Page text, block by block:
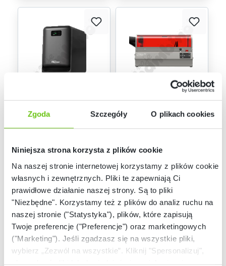
Zgoda Szczegóły O plikach cookies
Niniejsza strona korzysta z plików cookie
Na naszej stronie internetowej korzystamy z plików cookie:
własnych i zewnętrznych. Pliki te zapewniają Ci
prawidłowe działanie naszej strony. Są to pliki
"Niezbędne". Korzystamy też z plików do analiz ruchu na
naszej stronie ("Statystyka"), plików, które zapisują
Twoje preferencje ("Preferencje") oraz marketingowych
("Marketing"). Jeśli zgadzasz się na wszystkie pliki,
wybierz „Zezwól na wszystkie”. Kliknij "Spersonalizuj",
zamówienie
powietrza do ploterów
laserowych Creality
Kod produktu:085853
Dostępny na
zamówienie
Creality Falcon2 Pro
40 W
Kod produktu:085852